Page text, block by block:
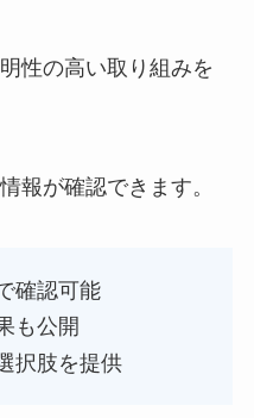
性の高い取り組みを
報が確認できます。
確認可能
も公開
択肢を提供